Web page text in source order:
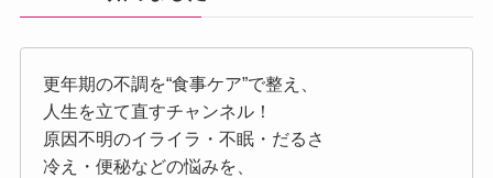
更年期の不調を“食事ケア”で整え、
人生を立て直すチャンネル！
原因不明のイライラ・不眠・だるさ
冷え・便秘などの悩みを、